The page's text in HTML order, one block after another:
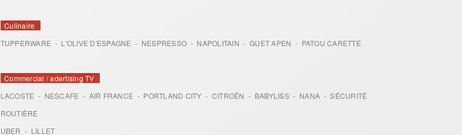
Culinaire
TUPPERWARE - L'OLIVE D'ESPAGNE - NESPRESSO - NAPOLITAIN - GUET APEN - PATOU CARETTE
Commercial / adertising TV
LACOSTE - NESCAFE - AIR FRANCE - PORTLAND CITY - CITROËN - BABYLISS - NANA - SÉCURITÉ
ROUTIÈRE
UBER - LILLET